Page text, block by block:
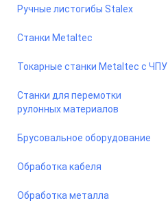
Ручные листогибы Stalex
Станки Metaltec
Токарные станки Metaltec с ЧПУ
Станки для перемотки
рулонных материалов
Брусовальное оборудование
Обработка кабеля
Обработка металла